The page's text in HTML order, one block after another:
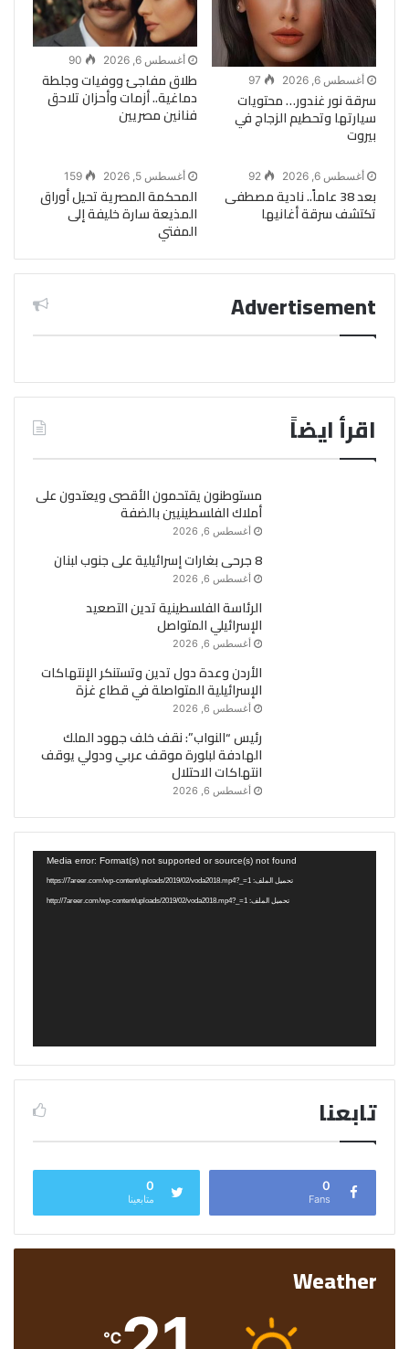
أغسطس 6, 2026 97
سرقة نور غندور… محتويات
سيارتها وتحطيم الزجاج في
بيروت
أغسطس 6, 2026 90
طلاق مفاجئ ووفيات وجلطة
دماغية.. أزمات وأحزان تلاحق
فنانين مصريين
أغسطس 6, 2026 92
بعد 38 عاماً.. نادية مصطفى
تكتشف سرقة أغانيها
أغسطس 5, 2026 159
المحكمة المصرية تحيل أوراق
المذيعة سارة خليفة إلى
المفتي
Advertisement
اقرأ ايضاً
مستوطنون يقتحمون الأقصى ويعتدون على
أملاك الفلسطينيين بالضفة
أغسطس 6, 2026
8 جرحى بغارات إسرائيلية على جنوب لبنان
أغسطس 6, 2026
الرئاسة الفلسطينية تدين التصعيد
الإسرائيلي المتواصل
أغسطس 6, 2026
الأردن وعدة دول تدين وتستنكر الإنتهاكات
الإسرائيلية المتواصلة في قطاع غزة
أغسطس 6, 2026
رئيس “النواب”: نقف خلف جهود الملك
الهادفة لبلورة موقف عربي ودولي يوقف
انتهاكات الاحتلال
أغسطس 6, 2026
Media error: Format(s) not supported or source(s) not found
تحميل الملف: https://7areer.com/wp-content/uploads/2019/02/voda2018.mp4?_=1
تحميل الملف: http://7areer.com/wp-content/uploads/2019/02/voda2018.mp4?_=1
تابعنا
0
Fans
0
متابعينا
Weather
℃